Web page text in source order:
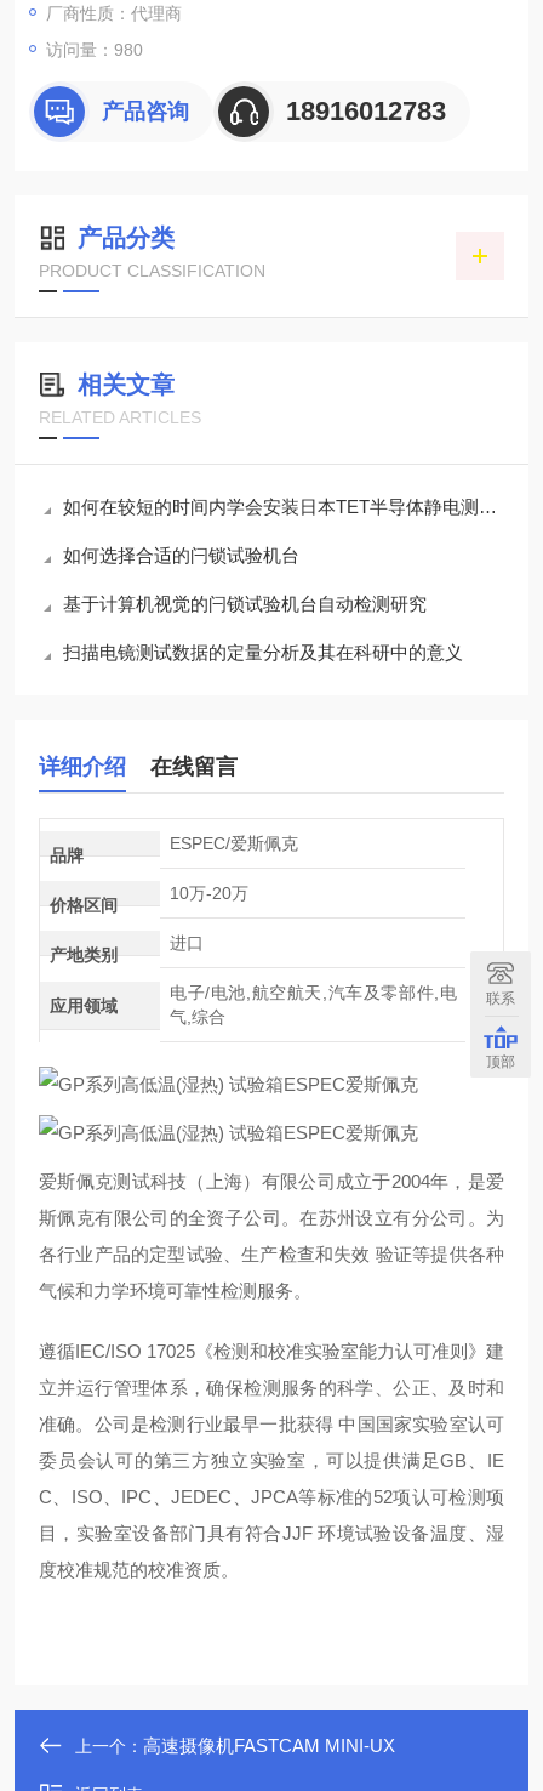
满足多项国际安全规格要求。
厂商性质：代理商
访问量：980
产品咨询 18916012783
产品分类
PRODUCT CLASSIFICATION
相关文章
RELATED ARTICLES
如何在较短的时间内学会安装日本TET半导体静电测试仪的方法
如何选择合适的闩锁试验机台
基于计算机视觉的闩锁试验机台自动检测研究
扫描电镜测试数据的定量分析及其在科研中的意义
详细介绍 在线留言
品牌
ESPEC/爱斯佩克
价格区间
10万-20万
产地类别
进口
应用领域
电子/电池,航空航天,汽车及零部件,电
气,综合
爱斯佩克测试科技（上海）有限公司成立于2004年，是爱
斯佩克有限公司的全资子公司。在苏州设立有分公司。为
各行业产品的定型试验、生产检查和失效 验证等提供各种
气候和力学环境可靠性检测服务。
遵循IEC/ISO 17025《检测和校准实验室能力认可准则》建
立并运行管理体系，确保检测服务的科学、公正、及时和
准确。公司是检测行业最早一批获得 中国国家实验室认可
委员会认可的第三方独立实验室，可以提供满足GB、IE
C、ISO、IPC、JEDEC、JPCA等标准的52项认可检测项
目，实验室设备部门具有符合JJF 环境试验设备温度、湿
度校准规范的校准资质。
上一个： 高速摄像机FASTCAM MINI-UX
联系
顶部